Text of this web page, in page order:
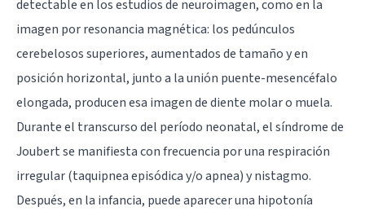
detectable en los estudios de neuroimagen, como en la
imagen por resonancia magnética: los pedúnculos
cerebelosos superiores, aumentados de tamaño y en
posición horizontal, junto a la unión puente-mesencéfalo
elongada, producen esa imagen de diente molar o muela.
Durante el transcurso del período neonatal, el síndrome de
Joubert se manifiesta con frecuencia por una respiración
irregular (taquipnea episódica y/o apnea) y nistagmo.
Después, en la infancia, puede aparecer una hipotonía